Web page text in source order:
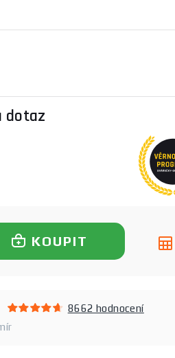
dotaz
KOUPIT
8662 hodnocení